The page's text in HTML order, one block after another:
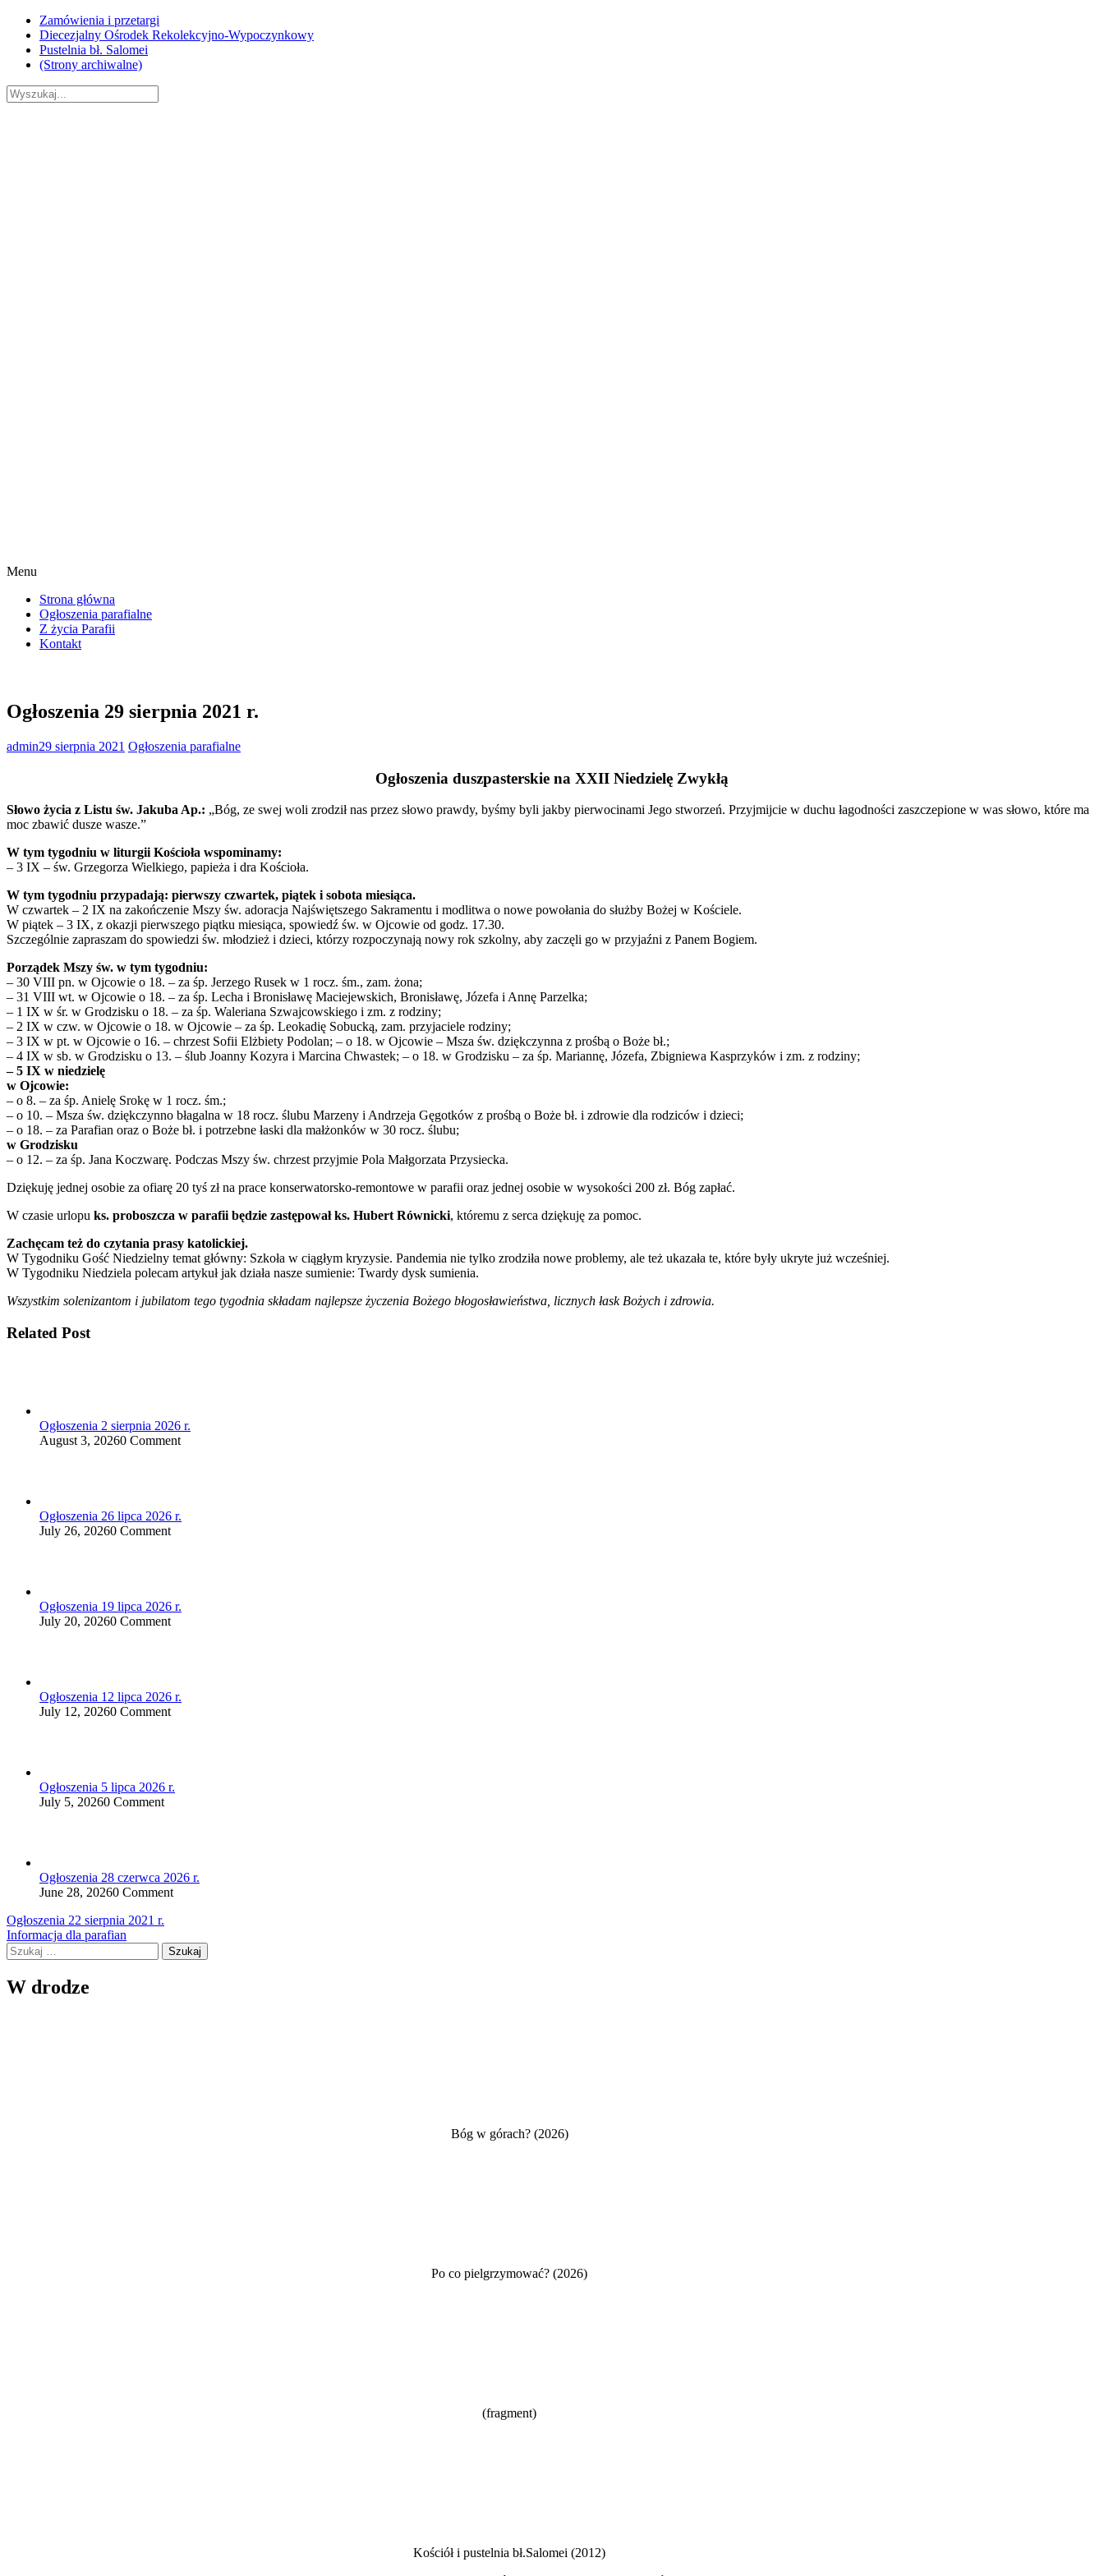
Skip
content
Zamówienia i przetargi
Diecezjalny Ośrodek Rekolekcyjno-Wypoczynkowy
Pustelnia bł. Salomei
(Strony archiwalne)
Menu
Strona główna
Ogłoszenia parafialne
Z życia Parafii
Kontakt
Ogłoszenia 29 sierpnia 2021 r.
admin29 sierpnia 2021 Ogłoszenia parafialne
Ogłoszenia duszpasterskie na XXII Niedzielę Zwykłą
Słowo życia z Listu św. Jakuba Ap.: „Bóg, ze swej woli zrodził nas przez słowo prawdy, byśmy byli jakby pierwocinami Jego stworzeń. Przyjmijcie w duchu łagodności zaszczepione w was słowo, które ma
moc zbawić dusze wasze.”
W tym tygodniu w liturgii Kościoła wspominamy:
– 3 IX – św. Grzegorza Wielkiego, papieża i dra Kościoła.
W tym tygodniu przypadają: pierwszy czwartek, piątek i sobota miesiąca.
W czwartek – 2 IX na zakończenie Mszy św. adoracja Najświętszego Sakramentu i modlitwa o nowe powołania do służby Bożej w Kościele.
W piątek – 3 IX, z okazji pierwszego piątku miesiąca, spowiedź św. w Ojcowie od godz. 17.30.
Szczególnie zapraszam do spowiedzi św. młodzież i dzieci, którzy rozpoczynają nowy rok szkolny, aby zaczęli go w przyjaźni z Panem Bogiem.
Porządek Mszy św. w tym tygodniu:
– 30 VIII pn. w Ojcowie o 18. – za śp. Jerzego Rusek w 1 rocz. śm., zam. żona;
– 31 VIII wt. w Ojcowie o 18. – za śp. Lecha i Bronisławę Maciejewskich, Bronisławę, Józefa i Annę Parzelka;
– 1 IX w śr. w Grodzisku o 18. – za śp. Waleriana Szwajcowskiego i zm. z rodziny;
– 2 IX w czw. w Ojcowie o 18. w Ojcowie – za śp. Leokadię Sobucką, zam. przyjaciele rodziny;
– 3 IX w pt. w Ojcowie o 16. – chrzest Sofii Elżbiety Podolan; – o 18. w Ojcowie – Msza św. dziękczynna z prośbą o Boże bł.;
– 4 IX w sb. w Grodzisku o 13. – ślub Joanny Kozyra i Marcina Chwastek; – o 18. w Grodzisku – za śp. Mariannę, Józefa, Zbigniewa Kasprzyków i zm. z rodziny;
– 5 IX w niedzielę
w Ojcowie:
– o 8. – za śp. Anielę Srokę w 1 rocz. śm.;
– o 10. – Msza św. dziękczynno błagalna w 18 rocz. ślubu Marzeny i Andrzeja Gęgotków z prośbą o Boże bł. i zdrowie dla rodziców i dzieci;
– o 18. – za Parafian oraz o Boże bł. i potrzebne łaski dla małżonków w 30 rocz. ślubu;
w Grodzisku
– o 12. – za śp. Jana Koczwarę. Podczas Mszy św. chrzest przyjmie Pola Małgorzata Przysiecka.
Dziękuję jednej osobie za ofiarę 20 tyś zł na prace konserwatorsko-remontowe w parafii oraz jednej osobie w wysokości 200 zł. Bóg zapłać.
W czasie urlopu ks. proboszcza w parafii będzie zastępował ks. Hubert Równicki, któremu z serca dziękuję za pomoc.
Zachęcam też do czytania prasy katolickiej.
W Tygodniku Gość Niedzielny temat główny: Szkoła w ciągłym kryzysie. Pandemia nie tylko zrodziła nowe problemy, ale też ukazała te, które były ukryte już wcześniej.
W Tygodniku Niedziela polecam artykuł jak działa nasze sumienie: Twardy dysk sumienia.
Wszystkim solenizantom i jubilatom tego tygodnia składam najlepsze życzenia Bożego błogosławieństwa, licznych łask Bożych i zdrowia.
Related Post
Ogłoszenia 2 sierpnia 2026 r.
August 3, 20260 Comment
Ogłoszenia 26 lipca 2026 r.
July 26, 20260 Comment
Ogłoszenia 19 lipca 2026 r.
July 20, 20260 Comment
Ogłoszenia 12 lipca 2026 r.
July 12, 20260 Comment
Ogłoszenia 5 lipca 2026 r.
July 5, 20260 Comment
Ogłoszenia 28 czerwca 2026 r.
June 28, 20260 Comment
Nawigacja
wpisu
Ogłoszenia 22 sierpnia 2021 r.
Informacja dla parafian
Szukaj:
W drodze
Bóg w górach? (2026)
Po co pielgrzymować? (2026)
(fragment)
Kościół i pustelnia bł.Salomei (2012)